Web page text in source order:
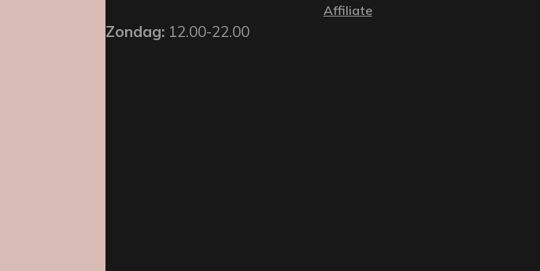
Zondag: 12.00-22.00
Affiliate